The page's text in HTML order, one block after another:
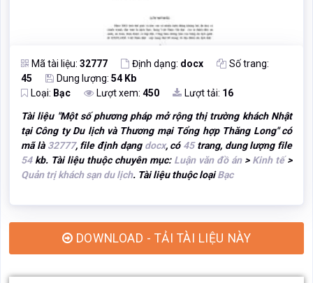
Mã tài liệu: 32777 Định dạng: docx
Số trang:
45
Dung lượng: 54 Kb
Loại: Bạc Lượt xem: 450 Lượt tải: 16
Tài liệu "Một số phương pháp mở rộng thị trường khách Nhật
tại Công ty Du lịch và Thương mại Tổng hợp Thăng Long" có
mã là 32777, file định dạng docx, có 45trang, dung lượng file
54kb. Tài liệu thuộc chuyên mục: Luận văn đồ án> Kinh tế>
Quản trị khách sạn du lịch. Tài liệu thuộc loạiBạc
DOWNLOAD - TẢI TÀI LIỆU NÀY